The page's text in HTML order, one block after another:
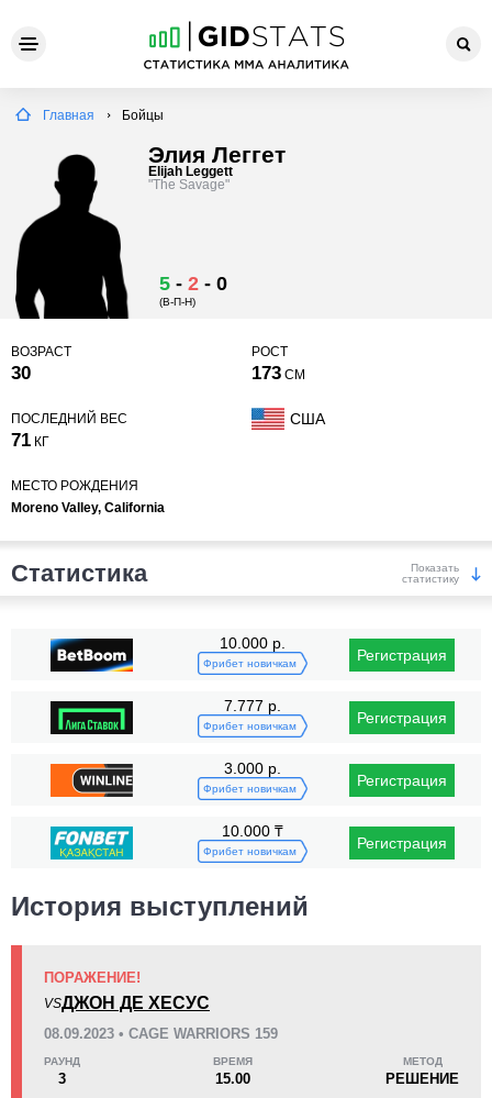
Главная Бойцы
Элия Леггет
Elijah Leggett
"The Savage"
5 - 2 - 0
(В-П-Н)
ВОЗРАСТ
30
РОСТ
173 СМ
ПОСЛЕДНИЙ ВЕС
71 КГ
США
МЕСТО РОЖДЕНИЯ
Moreno Valley, California
Статистика
Показать
статистику
Победы
KO/TKO
РЕШ
САБ
Поражения
KO/TKO
0
15:00
10.000 р.
Фрибет новичкам Регистрация
7.777 р.
Фрибет новичкам Регистрация
3.000 р.
Фрибет новичкам Регистрация
10.000 ₸
Фрибет новичкам Регистрация
История выступлений
ПОРАЖЕНИЕ!
VSДЖОН ДЕ ХЕСУС
08.09.2023 • CAGE WARRIORS 159
РАУНД
3
ВРЕМЯ
15.00
МЕТОД
РЕШЕНИЕ